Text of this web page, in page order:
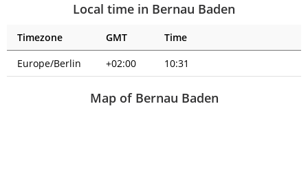
Local time in Bernau Baden
Timezone GMT
Time
Europe/Berlin
+02:00 10:31
Map of Bernau Baden